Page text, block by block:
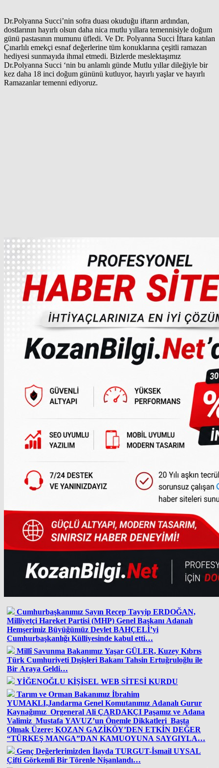
Dr.Polyanna Succi’nin sofra duası okuduğu iftarın ardından,
dostlarının hayırlı olsun daha nica mutlu yıllara temennisiyle doğum
günü pastasının mumunu üfledi. Ve Dr. Polyanna Succi İftara katılan
Çınarlılı emekçi esnaf değerlerine tüm konuklarına çeşitli ramazan
hediyesi sunmayıda ihmal etmedi. Bizlerde meslektaşımız
Dr.Polyanna Succi ‘nin bu anlamlı günde Mutlu yıllar dileğiyle bir
kez daha 18 inci doğum gününü kutluyor, hayırlı yaşlar ve hayırlı
Ramazanlar temenni ediyoruz.
Cumhurbaşkanımız Sayın Recep Tayyip ERDOĞAN,
Milliyetçi Hareket Partisi (MHP) Genel Başkanı Adanalı
Hemşerimiz Büyüğümüz Devlet BAHÇELİ’yi
Cumhurbaşkanlığı Külliyesinde kabul etti…
Millî Savunma Bakanımız Yaşar GÜLER, Kuzey Kıbrıs
Türk Cumhuriyeti Dışişleri Bakanı Tahsin Ertuğruloğlu ile
Bir Araya Geldi…
YİĞENOĞLU KİŞİSEL WEB SİTESİ KURDU
Tarım ve Orman Bakanımız İbrahim
YUMAKLI,Jandarma Genel Komutanımız Adanalı Gurur
Kaynağımız Orgeneral Ali ÇARDAKÇI Paşamız ve Adana
Valimiz Mustafa YAVUZ’un Önemle Dikkatleri Başta
Olmak Üzere; KOZAN GAZİKÖY’DEN ETKİN DEĞER
“TÜRKEŞ MANGA”DAN KAMUOYUNA SAYGIYLA…
Genç Değerlerimizden İlayda TURGUT-İsmail UYSAL
Çifti Görkemli Bir Törenle Nişanlandı…